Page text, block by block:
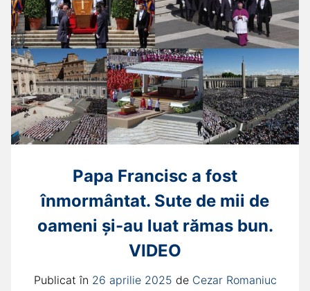
Papa Francisc a fost
înmormântat. Sute de mii de
oameni și-au luat rămas bun.
VIDEO
Publicat în 26 aprilie 2025 de Cezar Romaniuc